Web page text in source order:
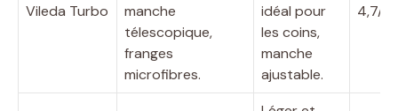
Vileda Turbo
manche
télescopique,
franges
microfibres.
idéal pour
les coins,
manche
ajustable.
4,7/5